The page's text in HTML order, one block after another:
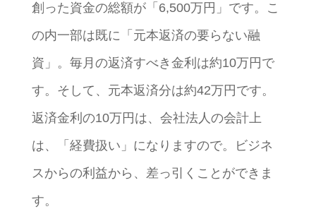
創った資金の総額が「6,500万円」です。こ
の内一部は既に「元本返済の要らない融
資」。毎月の返済すべき金利は約10万円で
す。そして、元本返済分は約42万円です。
返済金利の10万円は、会社法人の会計上
は、「経費扱い」になりますので。ビジネ
スからの利益から、差っ引くことができま
す。